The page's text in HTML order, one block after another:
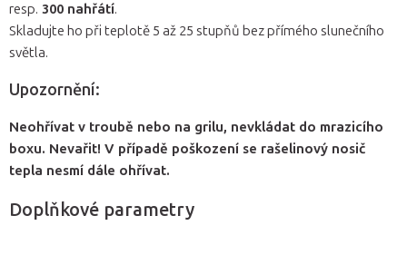
resp. 300 nahřátí.
Skladujte ho při teplotě 5 až 25 stupňů bez přímého slunečního
světla.
Upozornění:
Neohřívat v troubě nebo na grilu, nevkládat do mrazicího
boxu. Nevařit! V případě poškození se rašelinový nosič
tepla nesmí dále ohřívat.
Doplňkové parametry